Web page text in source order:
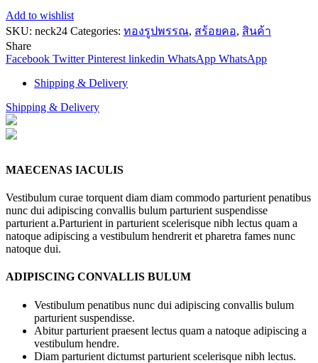
Add to wishlist
SKU: neck24 Categories: ทองรูปพรรณ, สร้อยคอ, สินค้า
Share
Facebook Twitter Pinterest linkedin WhatsApp WhatsApp
Shipping & Delivery
Shipping & Delivery
MAECENAS IACULIS
Vestibulum curae torquent diam diam commodo parturient penatibus
nunc dui adipiscing convallis bulum parturient suspendisse
parturient a.Parturient in parturient scelerisque nibh lectus quam a
natoque adipiscing a vestibulum hendrerit et pharetra fames nunc
natoque dui.
ADIPISCING CONVALLIS BULUM
Vestibulum penatibus nunc dui adipiscing convallis bulum
parturient suspendisse.
Abitur parturient praesent lectus quam a natoque adipiscing a
vestibulum hendre.
Diam parturient dictumst parturient scelerisque nibh lectus.